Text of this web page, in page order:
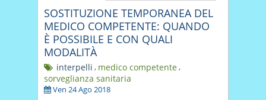
SOSTITUZIONE TEMPORANEA DEL
MEDICO COMPETENTE: QUANDO
È POSSIBILE E CON QUALI
MODALITÀ
interpelli , medico competente,
sorveglianza sanitaria
Ven 24 Ago 2018